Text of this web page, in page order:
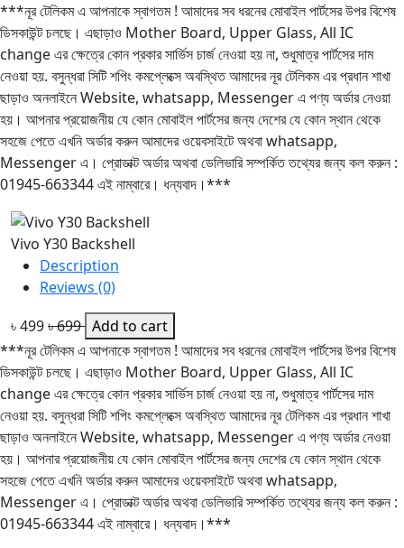
***নূর টেলিকম এ আপনাকে স্বাগতম ! আমাদের সব ধরনের মোবাইল পার্টসের উপর বিশেষ
ডিসকাউন্ট চলছে। এছাড়াও Mother Board, Upper Glass, All IC
change এর ক্ষেত্রে কোন প্রকার সার্ভিস চার্জ নেওয়া হয় না, শুধুমাত্র পার্টসের দাম
নেওয়া হয়. বসুন্ধরা সিটি শপিং কমপ্লেক্সে অবস্থিত আমাদের নূর টেলিকম এর প্রধান শাখা
ছাড়াও অনলাইনে Website, whatsapp, Messenger এ পণ্য অর্ডার নেওয়া
হয়। আপনার প্রয়োজনীয় যে কোন মোবাইল পার্টসের জন্য দেশের যে কোন স্থান থেকে
সহজে পেতে এখনি অর্ডার করুন আমাদের ওয়েবসাইটে অথবা whatsapp,
Messenger এ। প্রোডাক্ট অর্ডার অথবা ডেলিভারি সম্পর্কিত তথ্যের জন্য কল করুন :
01945-663344 এই নাম্বারে। ধন্যবাদ।***
Vivo Y30 Backshell
Description
Reviews (0)
৳ 499৳ 699 Add to cart
***নূর টেলিকম এ আপনাকে স্বাগতম ! আমাদের সব ধরনের মোবাইল পার্টসের উপর বিশেষ
ডিসকাউন্ট চলছে। এছাড়াও Mother Board, Upper Glass, All IC
change এর ক্ষেত্রে কোন প্রকার সার্ভিস চার্জ নেওয়া হয় না, শুধুমাত্র পার্টসের দাম
নেওয়া হয়. বসুন্ধরা সিটি শপিং কমপ্লেক্সে অবস্থিত আমাদের নূর টেলিকম এর প্রধান শাখা
ছাড়াও অনলাইনে Website, whatsapp, Messenger এ পণ্য অর্ডার নেওয়া
হয়। আপনার প্রয়োজনীয় যে কোন মোবাইল পার্টসের জন্য দেশের যে কোন স্থান থেকে
সহজে পেতে এখনি অর্ডার করুন আমাদের ওয়েবসাইটে অথবা whatsapp,
Messenger এ। প্রোডাক্ট অর্ডার অথবা ডেলিভারি সম্পর্কিত তথ্যের জন্য কল করুন :
01945-663344 এই নাম্বারে। ধন্যবাদ।***